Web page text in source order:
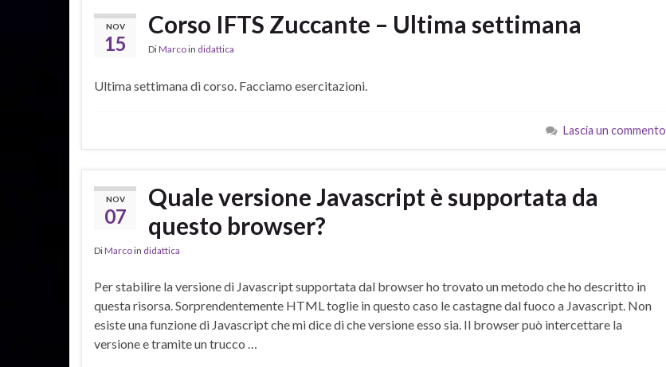
NOV
15
Corso IFTS Zuccante – Ultima settimana
DiMarcoin didattica
Ultima settimana di corso. Facciamo esercitazioni.
Lascia un commento
NOV
07
Quale versione Javascript è supportata da
questo browser?
DiMarcoin didattica
Per stabilire la versione di Javascript supportata dal browser ho trovato un metodo che ho descritto in
questa risorsa. Sorprendentemente HTML toglie in questo caso le castagne dal fuoco a Javascript. Non
esiste una funzione di Javascript che mi dice di che versione esso sia. Il browser può intercettare la
versione e tramite un trucco …